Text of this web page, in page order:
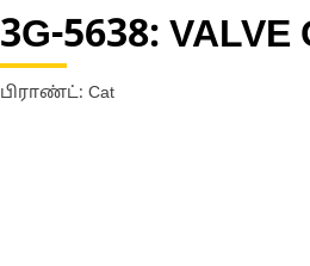
3G-5638: VALVE
பிராண்ட்: Cat